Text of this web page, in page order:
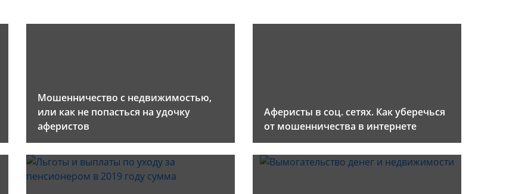
Мошенничество с недвижимостью,
или как не попасться на удочку
аферистов
Аферисты в соц. сетях. Как уберечься
от мошенничества в интернете